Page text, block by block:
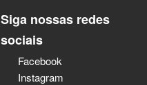
Siga nossas redes
sociais
Facebook
Instagram